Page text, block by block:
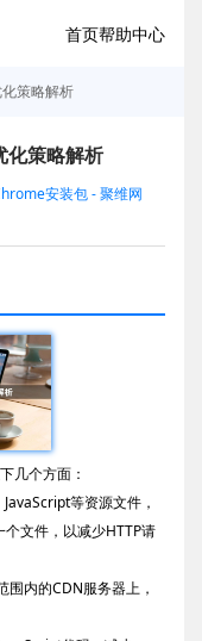
首页帮助中心
策略解析
策略解析
安装包 - 聚维网
几个方面：
等资源文件，
文件，以减少HTTP请
内的CDN服务器上，